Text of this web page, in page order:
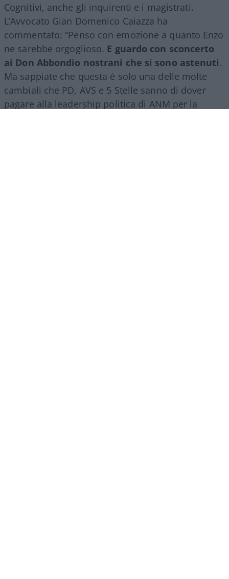
Cognitivi, anche gli inquirenti e i magistrati.
L’Avvocato Gian Domenico Caiazza ha
commentato: “Penso con emozione a quanto Enzo
ne sarebbe orgoglioso. E guardo con sconcerto
ai Don Abbondio nostrani che si sono astenuti.
Ma sappiate che questa è solo una delle molte
cambiali che PD, AVS e 5 Stelle sanno di dover
pagare alla leadership politica di ANM per la